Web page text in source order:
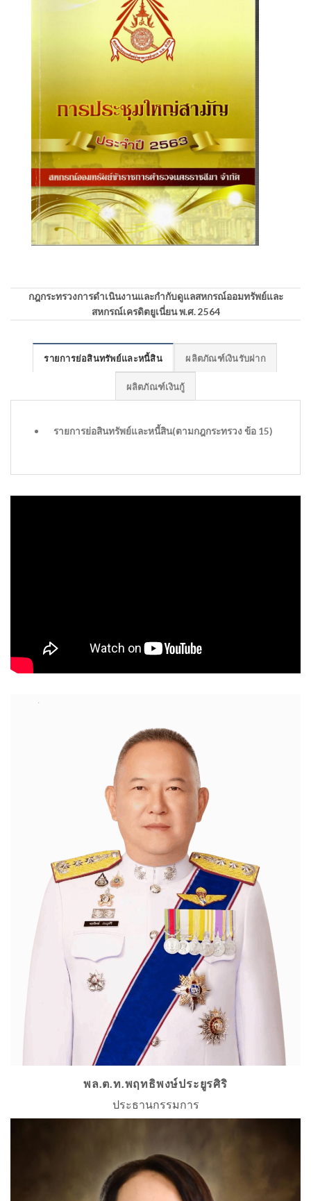
กฎกระทรวงการดำเนินงานและกำกับดูแลสหกรณ์ออมทรัพย์และ
สหกรณ์เครดิตยูเนี่ยน พ.ศ. 2564
รายการย่อสินทรัพย์และหนี้สิน ผลิตภัณฑ์เงินรับฝาก
ผลิตภัณฑ์เงินกู้
รายการย่อสินทรัพย์และหนี้สิน(ตามกฎกระทรวง ข้อ 15)
พล.ต.ท.พฤทธิพงษ์ประยูรศิริ
ประธานกรรมการ